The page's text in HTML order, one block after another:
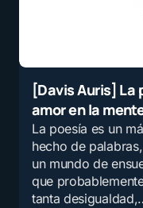
[Davis Auris] La
amor en la
La poesía es un
hecho de
un mundo de
que
tanta